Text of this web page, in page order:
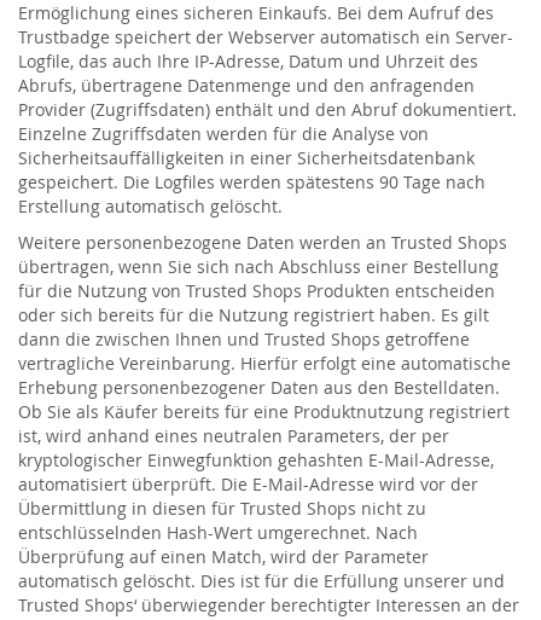
Ermöglichung eines sicheren Einkaufs. Bei dem Aufruf des
Trustbadge speichert der Webserver automatisch ein Server-
Logfile, das auch Ihre IP-Adresse, Datum und Uhrzeit des
Abrufs, übertragene Datenmenge und den anfragenden
Provider (Zugriffsdaten) enthält und den Abruf dokumentiert.
Einzelne Zugriffsdaten werden für die Analyse von
Sicherheitsauffälligkeiten in einer Sicherheitsdatenbank
gespeichert. Die Logfiles werden spätestens 90 Tage nach
Erstellung automatisch gelöscht.
Weitere personenbezogene Daten werden an Trusted Shops
übertragen, wenn Sie sich nach Abschluss einer Bestellung
für die Nutzung von Trusted Shops Produkten entscheiden
oder sich bereits für die Nutzung registriert haben. Es gilt
dann die zwischen Ihnen und Trusted Shops getroffene
vertragliche Vereinbarung. Hierfür erfolgt eine automatische
Erhebung personenbezogener Daten aus den Bestelldaten.
Ob Sie als Käufer bereits für eine Produktnutzung registriert
ist, wird anhand eines neutralen Parameters, der per
kryptologischer Einwegfunktion gehashten E-Mail-Adresse,
automatisiert überprüft. Die E-Mail-Adresse wird vor der
Übermittlung in diesen für Trusted Shops nicht zu
entschlüsselnden Hash-Wert umgerechnet. Nach
Überprüfung auf einen Match, wird der Parameter
automatisch gelöscht. Dies ist für die Erfüllung unserer und
Trusted Shops‘ überwiegender berechtigter Interessen an der